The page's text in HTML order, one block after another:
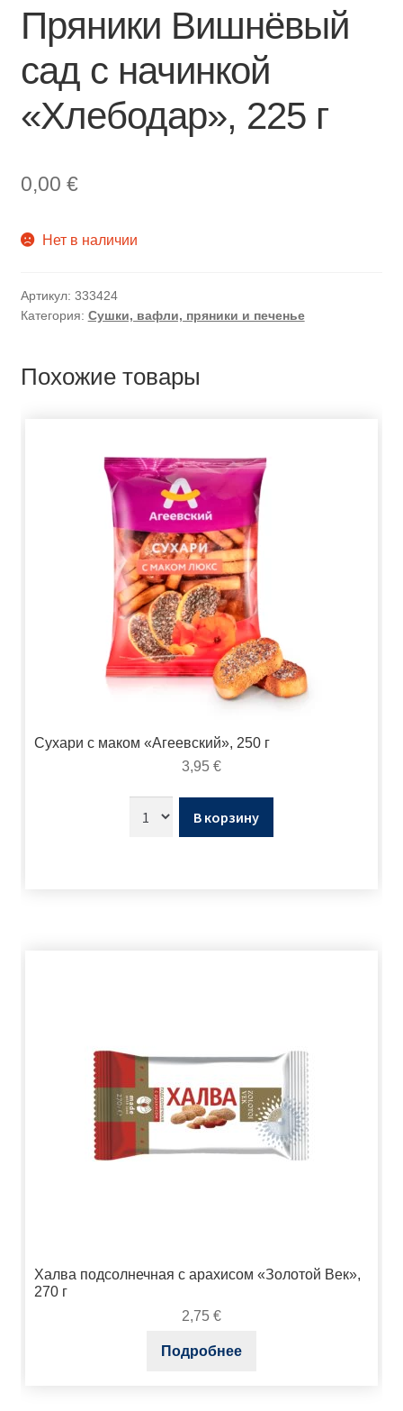
Пряники Вишнёвый
сад с начинкой
«Хлебодар», 225 г
0,00 €
Нет в наличии
Артикул: 333424
Категория: Сушки, вафли, пряники и печенье
Похожие товары
Сухари с маком «Агеевский», 250 г
3,95 €
В корзину
Халва подсолнечная с арахисом «Золотой Век»,
270 г
2,75 €
Подробнее